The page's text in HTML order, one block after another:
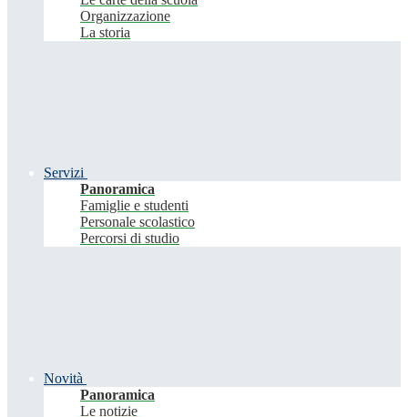
Organizzazione
La storia
Servizi
Panoramica
Famiglie e studenti
Personale scolastico
Percorsi di studio
Novità
Panoramica
Le notizie